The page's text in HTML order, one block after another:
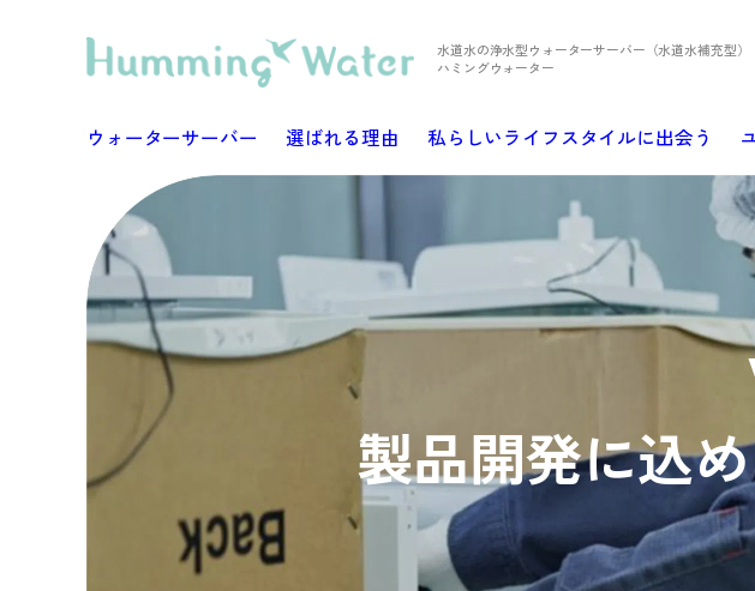
水道水の浄水型ウォーターサーバー（水道水補充型）
ハミングウォーター
ウォーターサーバー 選ばれる理由 私らしいライフスタイルに出会う
製品開発に込